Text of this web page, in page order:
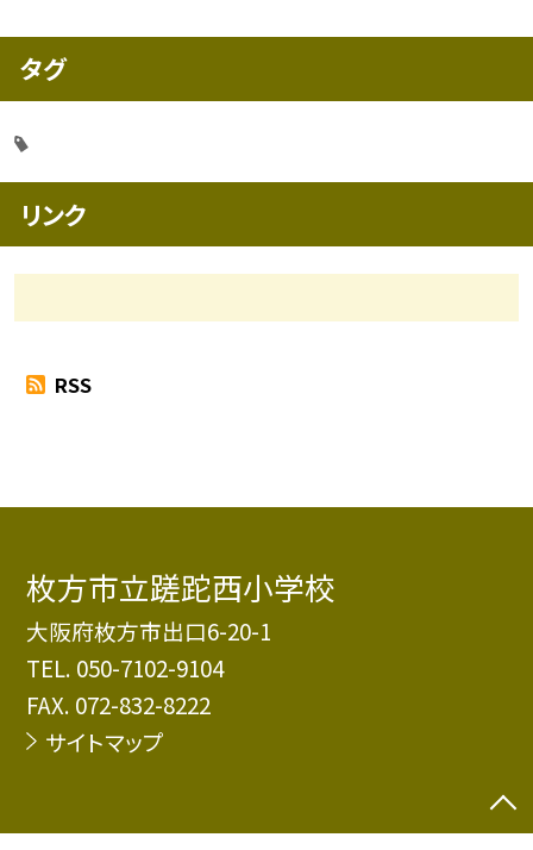
タグ
リンク
RSS
枚方市立蹉跎西小学校
大阪府枚方市出口6-20-1
TEL. 050-7102-9104
FAX. 072-832-8222
サイトマップ